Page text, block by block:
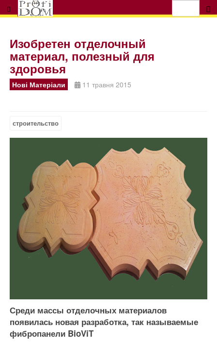
Изобретен отделочный
материал, полезный для
здоровья
Нові Матеріали 11 травня 2015
строительство
Среди массы отделочных материалов
появилась новая разработка, так называемые
фибропанели BioViT